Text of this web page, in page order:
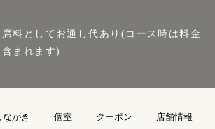
料としてお通し代あり(コース時は料金
含まれます)
ながき 個室 クーポン 店舗情報